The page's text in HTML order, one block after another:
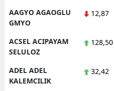
AAGYO AGAOGLU
GMYO
12,87
ACSEL ACIPAYAM
SELULOZ
128,50
ADEL ADEL
KALEMCILIK
32,42